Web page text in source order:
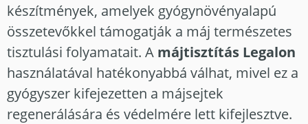
készítmények, amelyek gyógynövényalapú
összetevőkkel támogatják a máj természetes
tisztulási folyamatait. A májtisztítás Legalon
használatával hatékonyabbá válhat, mivel ez a
gyógyszer kifejezetten a májsejtek
regenerálására és védelmére lett kifejlesztve.